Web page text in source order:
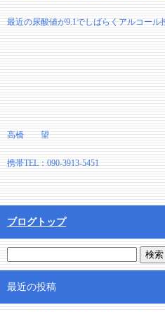
最近の尿酸値が9.1でしばらくアルコール
高橋 望
携帯TEL：090-3913-5451
ブログトップ
最近の投稿